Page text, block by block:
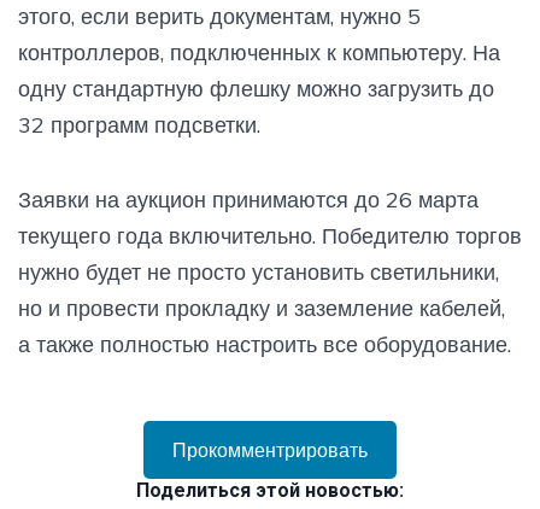
этого, если верить документам, нужно 5
контроллеров, подключенных к компьютеру. На
одну стандартную флешку можно загрузить до
32 программ подсветки.
Заявки на аукцион принимаются до 26 марта
текущего года включительно. Победителю торгов
нужно будет не просто установить светильники,
но и провести прокладку и заземление кабелей,
а также полностью настроить все оборудование.
Прокомментрировать
Поделиться этой новостью: